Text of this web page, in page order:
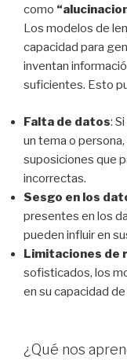
como
Los modelos de
capacidad para
inventan
suficientes. Esto
Falta de datos:
un tema o
suposiciones que
incorrectas.
Sesgo en los
presentes en los
pueden influir en
Limitaciones de
sofisticados, los
en su capacidad
¿Qué nos